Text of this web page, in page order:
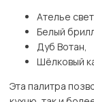
Ателье
Белый
Дуб Вотан,
Шёлковый
Эта палитра